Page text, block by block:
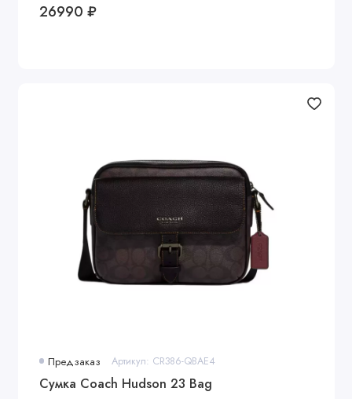
26990 ₽
Предзаказ Артикул: CR386-QBAE4
Сумка Coach Hudson 23 Bag